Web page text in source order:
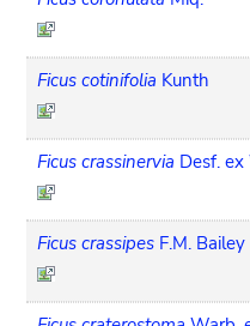
Ficus cotinifolia Kunth
Ficus crassinervia Desf.
Ficus crassipes F.M. Bailey